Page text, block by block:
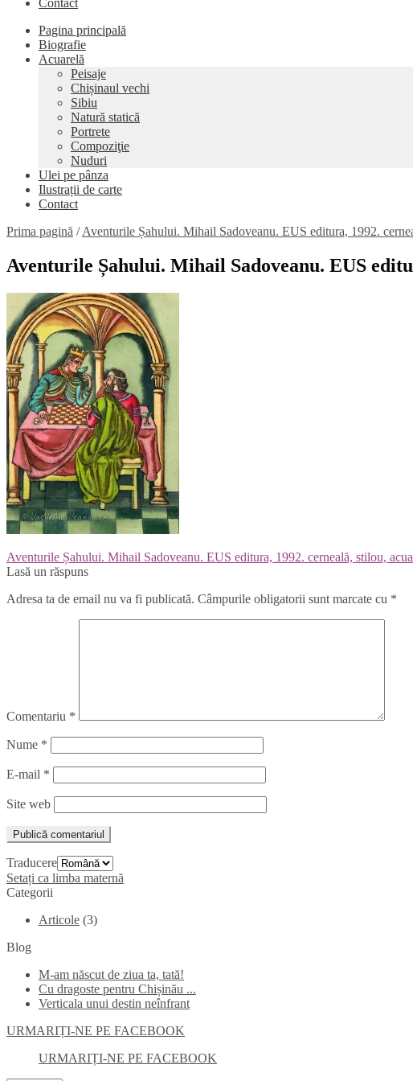
Contact
Pagina principală
Biografie
Acuarelă
Peisaje
Chișinaul vechi
Sibiu
Natură statică
Portrete
Compoziţie
Nuduri
Ulei pe pânza
Ilustrații de carte
Contact
Prima pagină /Aventurile Șahului. Mihail Sadoveanu. EUS editura, 1992.
Aventurile Șahului. Mihail Sadoveanu. EUS
Navigare
în
articole
Articolul
anterior:
Aventurile Șahului. Mihail Sadoveanu. EUS editura, 1992. cerneală, stilou,
Lasă un răspuns
Adresa ta de email nu va fi publicată. Câmpurile obligatorii sunt marcate cu *
Comentariu *
Nume *
E-mail *
Site web
Traducere
Setați ca limba maternă
Categorii
Articole (3)
Blog
M-am născut de ziua ta, tată!
Cu dragoste pentru Chișinău ...
Verticala unui destin neînfrant
URMARIȚI-NE PE FACEBOOK
URMARIȚI-NE PE FACEBOOK